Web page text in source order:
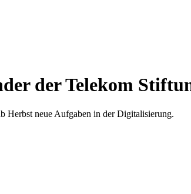
der Telekom
Herbst neue Aufgaben in der Digitalisierung.